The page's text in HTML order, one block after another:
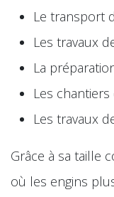
Le transport
Les travaux
La
Les
Les travaux
Grâce à sa taille
où les engins